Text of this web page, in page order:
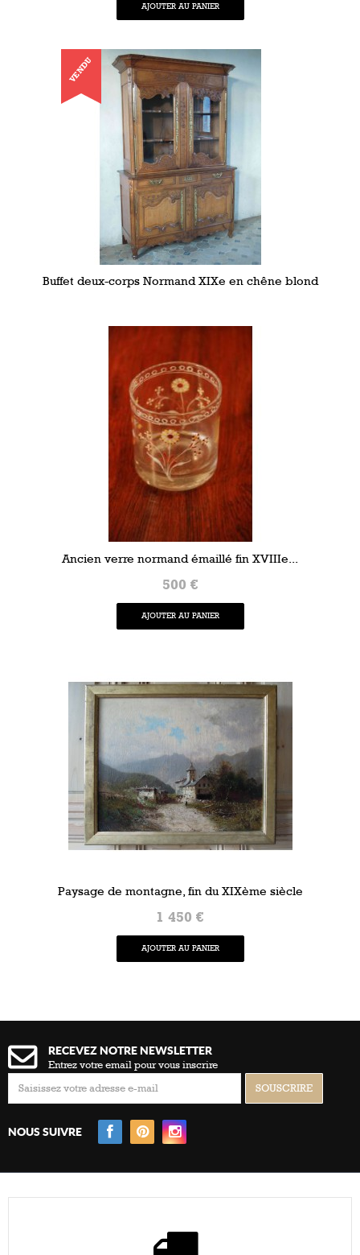
AJOUTER AU PANIER
VENDU
Buffet deux-corps Normand XIXe en chêne blond
Ancien verre normand émaillé fin XVIIIe...
500 €
AJOUTER AU PANIER
Paysage de montagne, fin du XIXème siècle
1 450 €
AJOUTER AU PANIER
RECEVEZ NOTRE NEWSLETTER
Entrez votre email pour vous inscrire
NOUS SUIVRE